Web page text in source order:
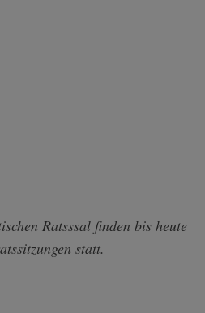
Ratsssal finden bis heute
statt.